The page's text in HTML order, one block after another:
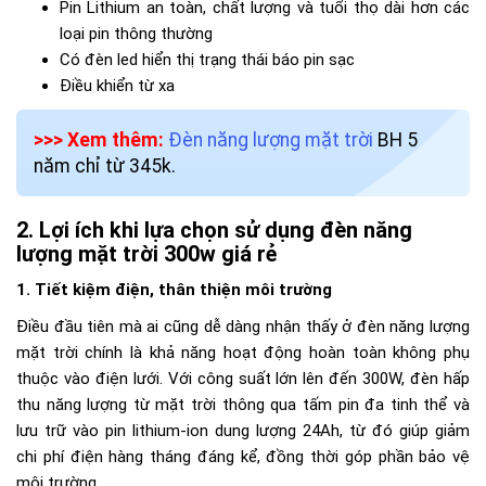
Pin Lithium an toàn, chất lượng và tuổi thọ dài hơn các
loại pin thông thường
Có đèn led hiển thị trạng thái báo pin sạc
Điều khiển từ xa
>>> Xem thêm: Đèn năng lượng mặt trời BH 5
năm chỉ từ 345k.
Lợi ích khi lựa chọn sử dụng đèn năng
lượng mặt trời 300w giá rẻ
1. Tiết kiệm điện, thân thiện môi trường
Điều đầu tiên mà ai cũng dễ dàng nhận thấy ở đèn năng lượng
mặt trời chính là khả năng hoạt động hoàn toàn không phụ
thuộc vào điện lưới. Với công suất lớn lên đến 300W, đèn hấp
thu năng lượng từ mặt trời thông qua tấm pin đa tinh thể và
lưu trữ vào pin lithium-ion dung lượng 24Ah, từ đó giúp giảm
chi phí điện hàng tháng đáng kể, đồng thời góp phần bảo vệ